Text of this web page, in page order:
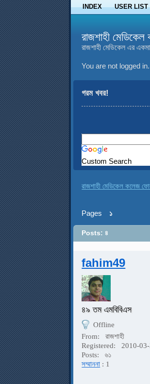
INDEX USER LIST
রাজশাহী
রাজশাহী মেডিকেল এর
You are not logged in.
গরম খবর!
Custom Search
রাজশাহী মেডিকেল কলেজ
Pages ১
Posts: ৪
fahim49
৪৯ তম এমবিবিএস
Offline
From:
রাজশাহী
Registered:
2010-03-
Posts:
৬১
সম্মাননা : 1